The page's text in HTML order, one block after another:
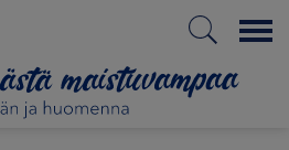
Menu